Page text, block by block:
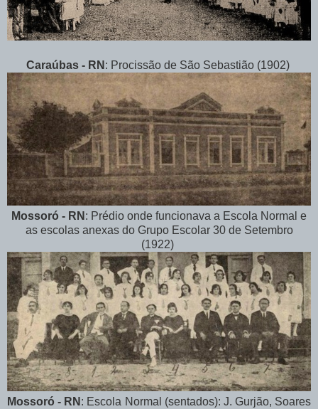
Caraúbas - RN : Procissão de São Sebastião (1902)
Mossoró - RN : Prédio onde funcionava a Escola Normal e
as escolas anexas do Grupo Escolar 30 de Setembro
(1922)
Mossoró - RN : Escola Normal (sentados): J. Gurjão, Soares